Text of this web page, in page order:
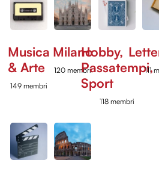
Musica
& Arte
149 membri
Milano
120 membri
Hobby,
Passatempi,
Sport
118 membri
111